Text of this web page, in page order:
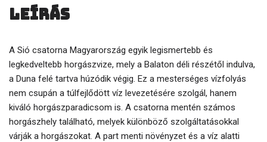
Leírás
A Sió csatorna Magyarország egyik legismertebb és
legkedveltebb horgászvize, mely a Balaton déli részétől indulva,
a Duna felé tartva húzódik végig. Ez a mesterséges vízfolyás
nem csupán a túlfejlődött víz levezetésére szolgál, hanem
kiváló horgászparadicsom is. A csatorna mentén számos
horgászhely található, melyek különböző szolgáltatásokkal
várják a horgászokat. A part menti növényzet és a víz alatti